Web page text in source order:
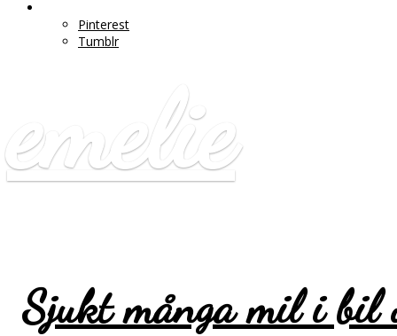
Pinterest
Tumblr
emelie
Sjukt många mil i bil